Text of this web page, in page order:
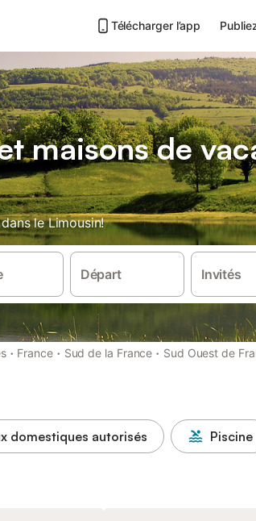
Télécharger l’app
maisons de
le Limousin!
Départ Invités
· France · Sud de la France · Sud Ouest de
domestiques autorisés Piscine